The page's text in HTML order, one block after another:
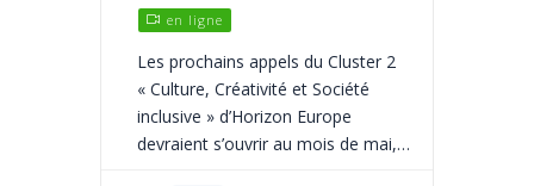
en ligne
Les prochains appels du Cluster 2
« Culture, Créativité et Société
inclusive » d’Horizon Europe
devraient s’ouvrir au mois de mai,